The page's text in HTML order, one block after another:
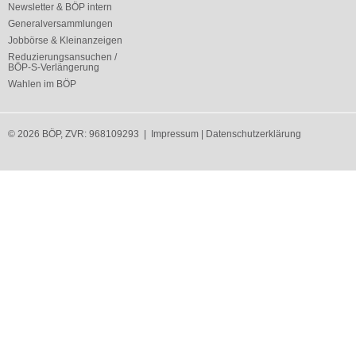
Newsletter & BÖP intern
Generalversammlungen
Jobbörse & Kleinanzeigen
Reduzierungsansuchen /
BÖP-S-Verlängerung
Wahlen im BÖP
© 2026 BÖP, ZVR: 968109293 | Impressum | Datenschutzerklärung